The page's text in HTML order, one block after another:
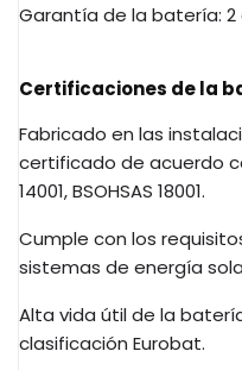
Garantía de la batería: 2
Certificaciones de la
Fabricado en las
certificado de acuerdo
14001,BSOHSAS 18001.
Cumple con los
sistemas de energía
Alta vida útil de la
clasificación Eurobat.